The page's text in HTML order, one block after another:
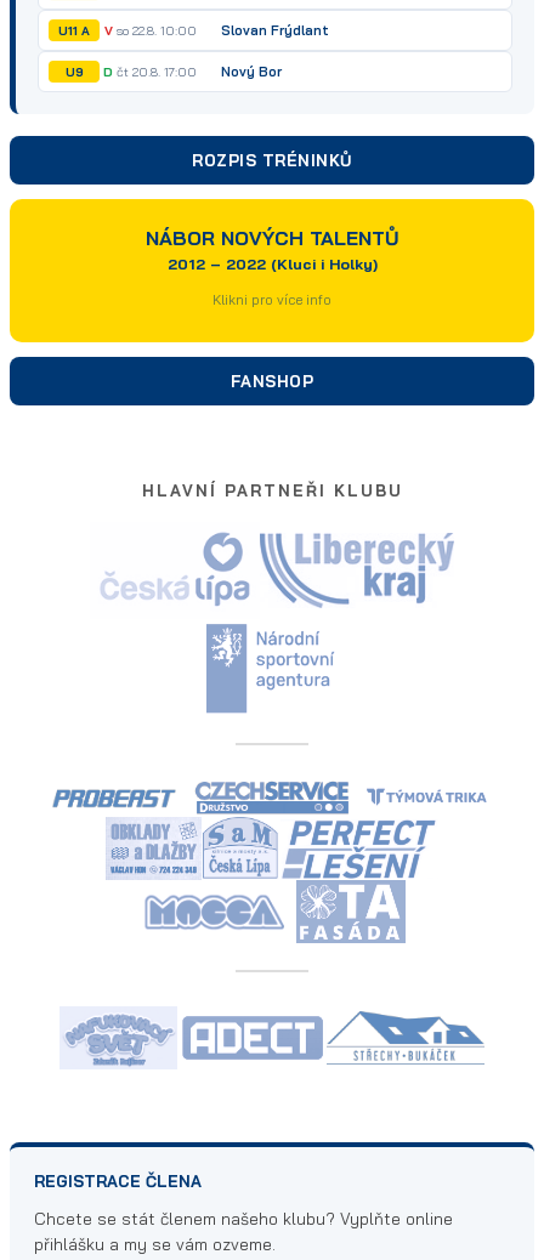
HLAVNÍ PARTNEŘI KLUBU
REGISTRACE ČLENA
Chcete se stát členem našeho klubu? Vyplňte online
přihlášku a my se vám ozveme.
U11 A V so 22.8. 10:00 Slovan Frýdlant
U9 D čt 20.8. 17:00 Nový Bor
ROZPIS TRÉNINKŮ
NÁBOR NOVÝCH TALENTŮ
2012 – 2022 (Kluci i Holky)
Klikni pro více info
FANSHOP